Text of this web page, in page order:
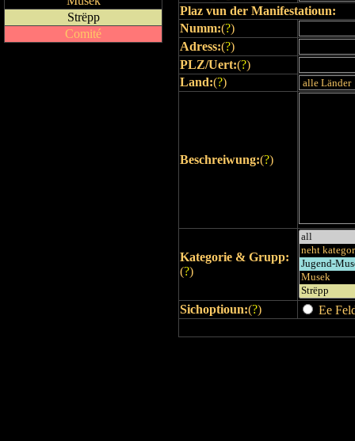
Strëpp
Comité
Plaz vun der Manifestatioun:
Numm:(?)
Adress:(?)
PLZ/Uert:(?)
Land:(?)
Beschreiwung:(?)
Kategorie & Grupp:
(?)
Sichoptioun:(?) Ee